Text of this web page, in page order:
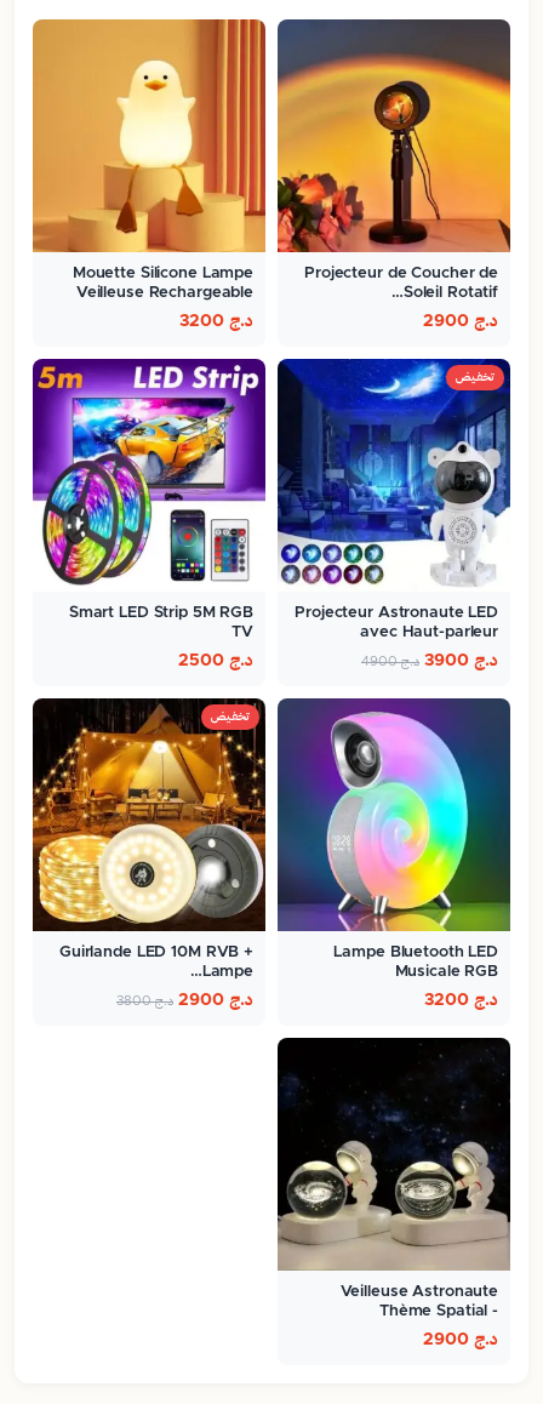
Projecteur de Coucher de
Soleil Rotatif…
د.ج
Mouette Silicone Lampe
Veilleuse Rechargeable
Pour…
د.ج
تخفيض
Projecteur Astronaute LED
avec Haut-parleur
Bluetooth…
د.ج د.ج4900
Smart LED Strip 5M RGB
TV
د.ج
Lampe Bluetooth LED
Musicale RGB
د.ج
تخفيض
Guirlande LED 10M RVB +
Lampe…
د.ج د.ج3800
Veilleuse Astronaute
Thème Spatial -
ambiance…
د.ج